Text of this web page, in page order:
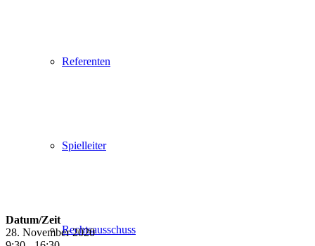
Referenten
Spielleiter
Rechtsausschuss
Datum/Zeit
28. November 2020